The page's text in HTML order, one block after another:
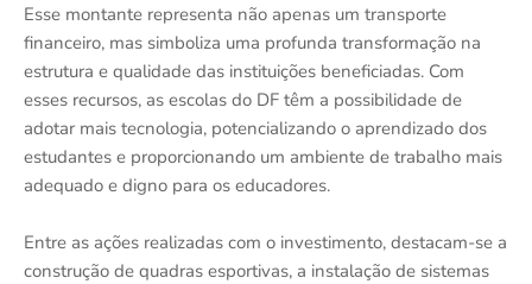
Esse montante representa não apenas um transporte
financeiro, mas simboliza uma profunda transformação na
estrutura e qualidade das instituições beneficiadas. Com
esses recursos, as escolas do DF têm a possibilidade de
adotar mais tecnologia, potencializando o aprendizado dos
estudantes e proporcionando um ambiente de trabalho mais
adequado e digno para os educadores.
Entre as ações realizadas com o investimento, destacam-se a
construção de quadras esportivas, a instalação de sistemas